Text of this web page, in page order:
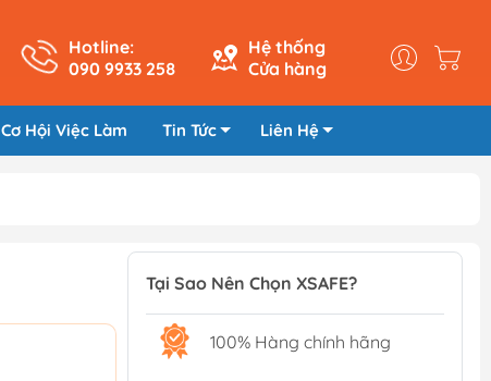
Hotline:
090 9933 258
Hệ thống
Cửa hàng
Cơ Hội Việc Làm Tin Tức Liên Hệ
Tại Sao Nên Chọn XSAFE?
100% Hàng chính hãng